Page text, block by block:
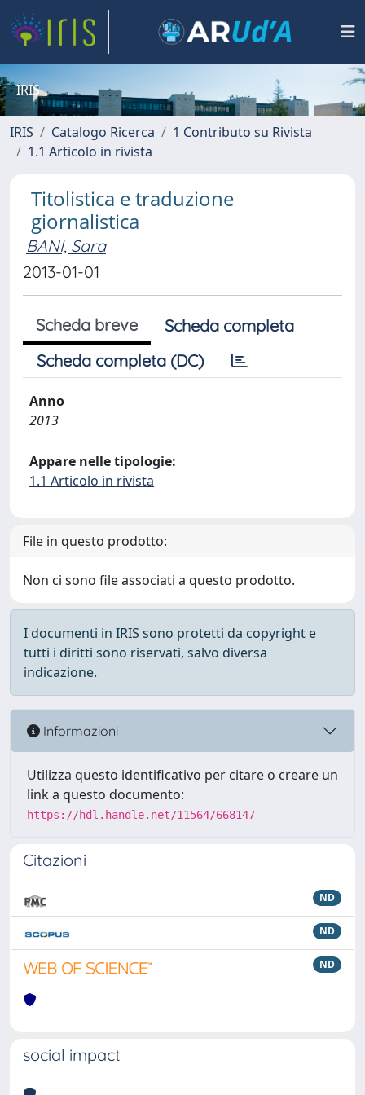
IRIS
IRIS Catalogo Ricerca
1 Contributo su Rivista
1.1 Articolo in rivista
Titolistica e traduzione
giornalistica
BANI, Sara
2013-01-01
Scheda breve
Scheda completa
Scheda completa (DC)
Anno
2013
Appare nelle tipologie:
1.1 Articolo in rivista
File in questo prodotto:
Non ci sono file associati a questo prodotto.
I documenti in IRIS sono protetti da copyright e
tutti i diritti sono riservati, salvo diversa
indicazione.
Informazioni
Utilizza questo identificativo per citare o creare un
link a questo documento:
https://hdl.handle.net/11564/668147
Citazioni
ND
ND
ND
social impact